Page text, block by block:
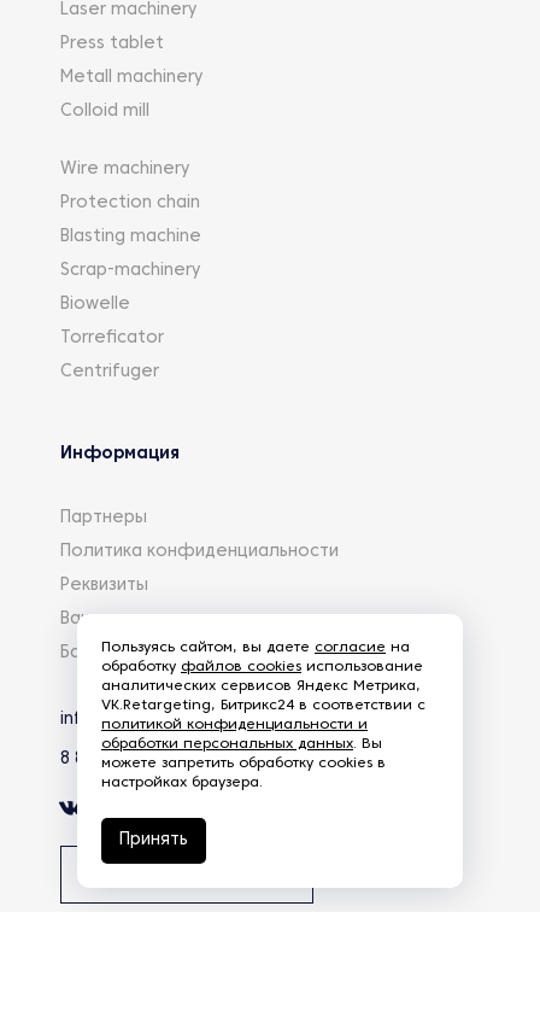
Laser machinery
Press tablet
Metall machinery
Colloid mill
Wire machinery
Protection chain
Blasting machine
Scrap-machinery
Biowelle
Torreficator
Centrifuger
Информация
Партнеры
Политика конфиденциальности
Реквизиты
Вакансии
База знаний
info@eg-mail.ru
8 800 600 59 18
Пользуясь сайтом, вы даете согласие на
обработку файлов cookies использование
аналитических сервисов Яндекс Метрика,
VK.Retargeting, Битрикс24 в соответствии с
политикой конфиденциальности и
обработки персональных данных. Вы
можете запретить обработку cookies в
настройках браузера.
Принять